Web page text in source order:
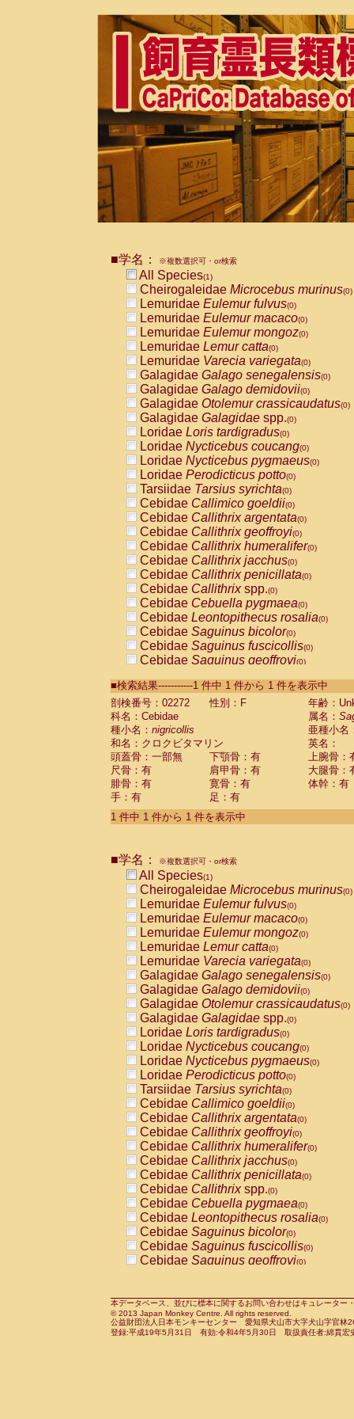
■学名： ※複数選択可・or検索
All Species(1)
Cheirogaleidae Microcebus murinus(0)
Lemuridae Eulemur fulvus(0)
Lemuridae Eulemur macaco(0)
Lemuridae Eulemur mongoz(0)
Lemuridae Lemur catta(0)
Lemuridae Varecia variegata(0)
Galagidae Galago senegalensis(0)
Galagidae Galago demidovii(0)
Galagidae Otolemur crassicaudatus(0)
Galagidae Galagidae spp.(0)
Loridae Loris tardigradus(0)
Loridae Nycticebus coucang(0)
Loridae Nycticebus pygmaeus(0)
Loridae Perodicticus potto(0)
Tarsiidae Tarsius syrichta(0)
Cebidae Callimico goeldii(0)
Cebidae Callithrix argentata(0)
Cebidae Callithrix geoffroyi(0)
Cebidae Callithrix humeralifer(0)
Cebidae Callithrix jacchus(0)
Cebidae Callithrix penicillata(0)
Cebidae Callithrixspp.(0)
Cebidae Cebuella pygmaea(0)
Cebidae Leontopithecus rosalia(0)
Cebidae Saguinus bicolor(0)
Cebidae Saguinus fuscicollis(0)
Cebidae Saguinus geoffroyi(0)
CebidaeSaguinus labiatus(0)
Cebidae Saguinus leucopus (0)
Cebidae
CebidaeSaguinus mystax
CebidaeSaguinus nigricollis (1)
Cebidae Saguinus oedipus
Cebidae Saguinus weddelli
Cebidae Saguinusspp.
Cebidae Aotus trivirgatus
Cebidae Cebus albifrons
CebidaeCebus nigrivittatus
CebidaeCebus
CebidaeSaimiri boliviensis(0)
CebidaeSaimiri sciureus(0)
AtelidaeAlouatta caraya(0)
AtelidaeAlouatta fusca(0)
AtelidaeAlouatta seniculus
AtelidaeAlouattaspp.(0)
AtelidaeAteles belzebuth(0)
AtelidaeAteles geoffroyi(0)
AtelidaeAteles paniscus(0)
AtelidaeAtelesspp.(0)
Atelidae Lagothrix lagothricha
AtelidaeLagothrix lagothricha cana
PitheciidaeCacajao calvus
PitheciidaeCallicebus cupreus
PitheciidaeCallicebus donacophilus
PitheciidaeCallicebus moloch
PitheciidaeCallicebus torquatus
PitheciidaeCallicebusspp.(0)
PitheciidaeChiropotes satanas(0)
PitheciidaePithecia monachus
PitheciidaePithecia pithecia(0)
CercopithecidaeCercocebus agilis
CercopithecidaeCercocebus
CercopithecidaeCercocebus
CercopithecidaeCercocebus
CercopithecidaeCercocebus
CercopithecidaeCercocebushybrid
CercopithecidaePapio anubis(0)
CercopithecidaePapio cynocephalus
CercopithecidaePapio hamadryas(0)
■検索結果-----------1 件中 1 件から 1 件を表示中
剖検番号：02272
性別：F
年齢：
科名：Cebidae
属名：
種小名： nigricollis
亜種小名
和名：クロクビタマリン
英名：
頭蓋骨：一部無
下顎骨：有
上腕骨：
尺骨：有
肩甲骨：有
大腿骨：
腓骨：有
寛骨：有
体幹：有
手：有
足：有
1 件中 1 件から 1 件を表示中
■学名： ※複数選択可・or検索
All Species(1)
Cheirogaleidae Microcebus murinus(0)
Lemuridae Eulemur fulvus(0)
Lemuridae Eulemur macaco(0)
Lemuridae Eulemur mongoz(0)
Lemuridae Lemur catta(0)
Lemuridae Varecia variegata(0)
Galagidae Galago senegalensis(0)
Galagidae Galago demidovii(0)
Galagidae Otolemur crassicaudatus(0)
Galagidae Galagidae spp.(0)
Loridae Loris tardigradus(0)
Loridae Nycticebus coucang(0)
Loridae Nycticebus pygmaeus(0)
Loridae Perodicticus potto(0)
Tarsiidae Tarsius syrichta(0)
Cebidae Callimico goeldii(0)
Cebidae Callithrix argentata(0)
Cebidae Callithrix geoffroyi(0)
Cebidae Callithrix humeralifer(0)
Cebidae Callithrix jacchus(0)
Cebidae Callithrix penicillata(0)
Cebidae Callithrixspp.(0)
Cebidae Cebuella pygmaea(0)
Cebidae Leontopithecus rosalia(0)
Cebidae Saguinus bicolor(0)
Cebidae Saguinus fuscicollis(0)
Cebidae Saguinus geoffroyi(0)
CebidaeSaguinus leucopus(0)
CebidaeSaguinus midas(0)
Cebidae Saguinus mystax(0)
本データベース、並びに標本に関するお問い合わせはキュレータ
© 2013 Japan Monkey Centre. All rights reserved.
公益財団法人日本モンキーセンター 愛知県犬山市大字犬山字官
登録:平成19年5月31日 有効:令和4年5月30日 取扱責任者:綿貫宏